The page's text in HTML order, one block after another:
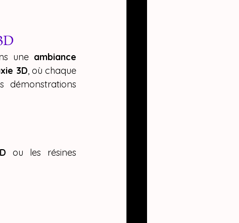
une ambiance
3D, où chaque
démonstrations
ou les résines